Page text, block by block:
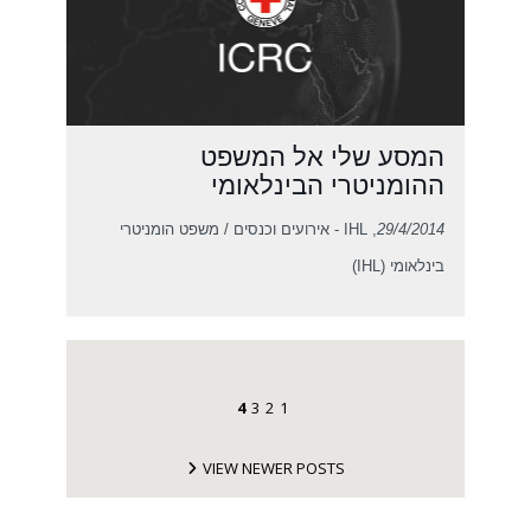
המסע שלי אל המשפט
ההומניטרי הבינלאומי
29/4/2014 , IHL - אירועים וכנסים / משפט הומניטרי
בינלאומי (IHL)
1
2
3
4
VIEW NEWER POSTS